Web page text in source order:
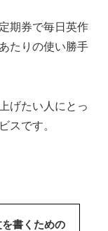
期券で毎日英作
たりの使い勝手
げたい人にとっ
スです。
を書くための